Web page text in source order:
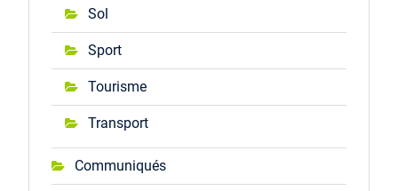
Sol
Sport
Tourisme
Transport
Communiqués